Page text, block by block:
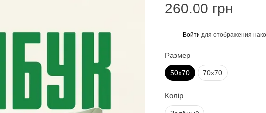
260.00 грн
Войти для отображения
Размер
50х70 70х70
Колір